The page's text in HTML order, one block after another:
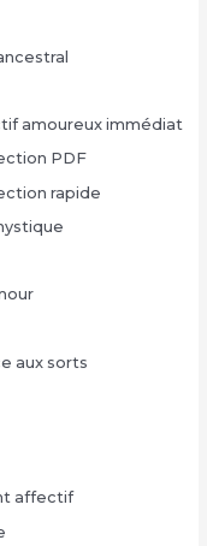
amoureux immédiat
PDF
rapide
aux sorts
affectif